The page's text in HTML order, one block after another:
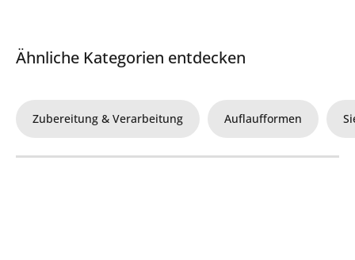
Ähnliche Kategorien entdecken
Zubereitung & Verarbeitung Auflaufformen